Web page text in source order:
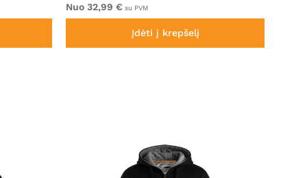
Nuo 32,99 € su PVM
Įdėti į krepšelį